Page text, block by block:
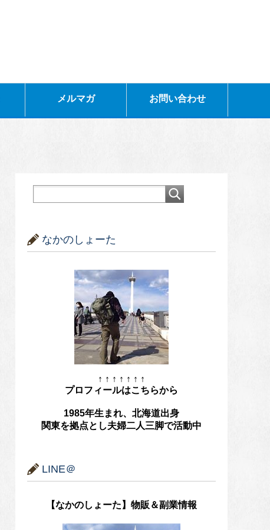
メルマガ お問い合わせ
なかのしょーた
↑ ↑ ↑ ↑ ↑ ↑ ↑
プロフィールはこちらから
1985年生まれ、北海道出身
関東を拠点とし夫婦二人三脚で活動中
LINE＠
【なかのしょーた】物販＆副業情報